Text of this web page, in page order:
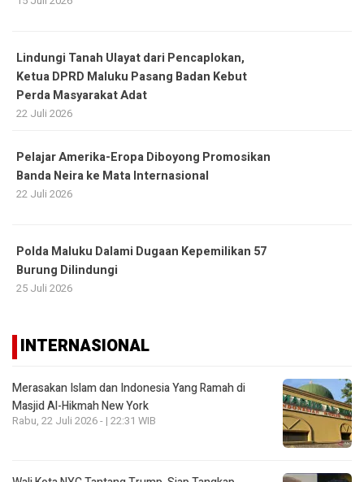
Lindungi Tanah Ulayat dari Pencaplokan,
Ketua DPRD Maluku Pasang Badan Kebut
Perda Masyarakat Adat
22 Juli 2026
Pelajar Amerika-Eropa Diboyong Promosikan
Banda Neira ke Mata Internasional
22 Juli 2026
Polda Maluku Dalami Dugaan Kepemilikan 57
Burung Dilindungi
25 Juli 2026
INTERNASIONAL
Merasakan Islam dan Indonesia Yang Ramah di
Masjid Al-Hikmah New York
Rabu, 22 Juli 2026 - | 22:31 WIB